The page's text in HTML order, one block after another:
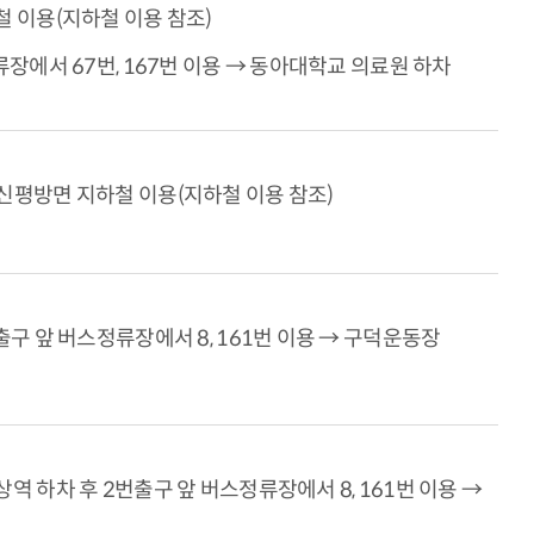
이용(지하철 이용 참조)
에서 67번, 167번 이용 → 동아대학교 의료원 하차
방면 지하철 이용(지하철 이용 참조)
앞 버스정류장에서 8, 161번 이용 → 구덕운동장
하차 후 2번출구 앞 버스정류장에서 8, 161번 이용 →